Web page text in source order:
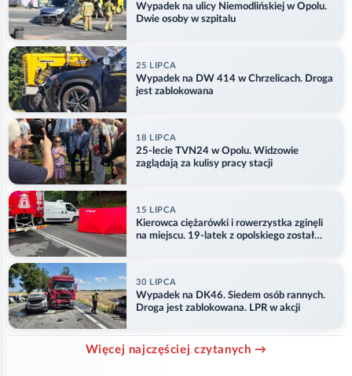
Wypadek na ulicy Niemodlińskiej w Opolu.
Dwie osoby w szpitalu
25 LIPCA
Wypadek na DW 414 w Chrzelicach. Droga
jest zablokowana
18 LIPCA
25-lecie TVN24 w Opolu. Widzowie
zaglądają za kulisy pracy stacji
15 LIPCA
Kierowca ciężarówki i rowerzystka zginęli
na miejscu. 19-latek z opolskiego został
30 LIPCA
Wypadek na DK46. Siedem osób rannych.
Droga jest zablokowana. LPR w akcji
Więcej najczęściej czytanych →